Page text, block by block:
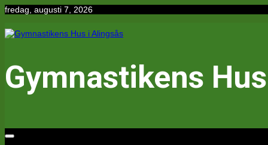
Hoppa
innehåll
fredag, augusti 7, 2026
Gymnastikens